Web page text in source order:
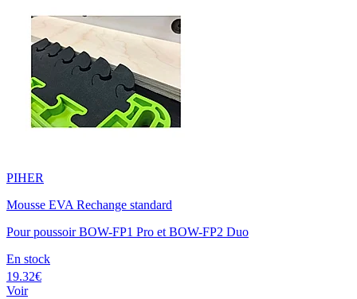
PIHER
Mousse EVA Rechange standard
Pour poussoir BOW-FP1 Pro et BOW-FP2 Duo
En stock
19.32€
Voir